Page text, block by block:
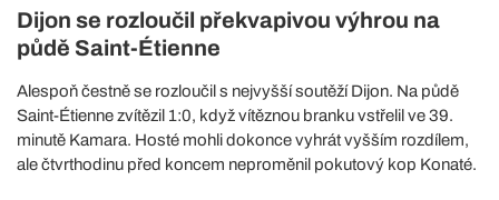
Dijon se rozloučil překvapivou výhrou na
půdě Saint-Étienne
Alespoň čestně se rozloučil s nejvyšší soutěží Dijon. Na půdě
Saint-Étienne zvítězil 1:0, když vítěznou branku vstřelil ve 39.
minutě Kamara. Hosté mohli dokonce vyhrát vyšším rozdílem,
ale čtvrthodinu před koncem neproměnil pokutový kop Konaté.